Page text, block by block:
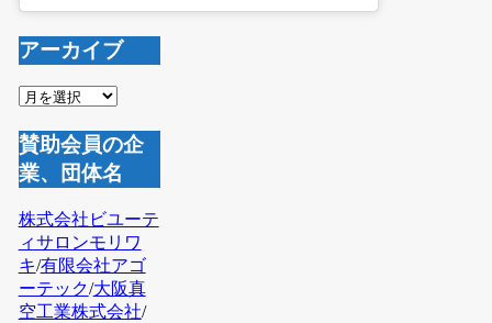
アーカイブ
ア
カ
イ
ブ
賛助会員の企
業、団体名
株式会社ビユーテ
ィサロンモリワ
キ/有限会社アゴ
ーテック/大阪真
空工業株式会社/